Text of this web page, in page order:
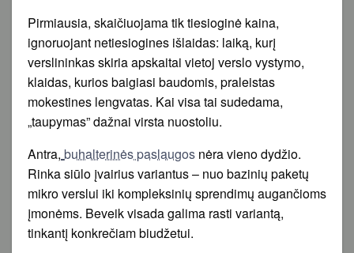
Pirmiausia, skaičiuojama tik tiesioginė kaina,
ignoruojant netiesiogines išlaidas: laiką, kurį
verslininkas skiria apskaitai vietoj verslo vystymo,
klaidas, kurios baigiasi baudomis, praleistas
mokestines lengvatas. Kai visa tai sudedama,
„taupymas” dažnai virsta nuostoliu.
Antra, buhalterinės paslaugos nėra vieno dydžio.
Rinka siūlo įvairius variantus – nuo bazinių paketų
mikro verslui iki kompleksinių sprendimų augančioms
įmonėms. Beveik visada galima rasti variantą,
tinkantį konkrečiam biudžetui.